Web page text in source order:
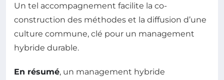
Un tel accompagnement facilite la co-
construction des méthodes et la diffusion d’une
culture commune, clé pour un management
hybride durable.
En résumé, un management hybride